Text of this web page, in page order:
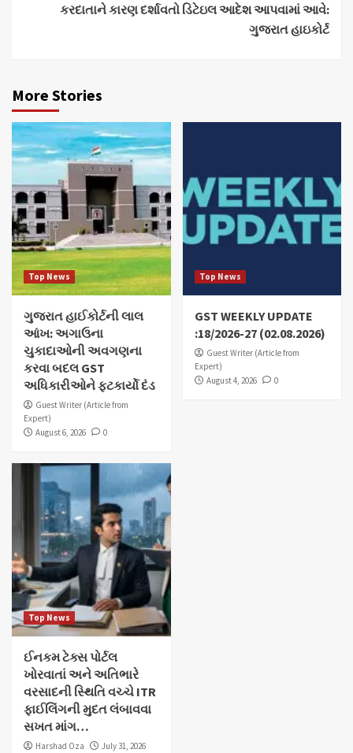
કરદાતાને કારણ દર્શાવતો ડિટેઇલ આદેશ આપવામાં આવે:
ગુજરાત હાઇકોર્ટ
More Stories
Top News
ગુજરાત હાઈકોર્ટની લાલ
આંખ: અગાઉના
ચુકાદાઓની અવગણના
કરવા બદલ GST
અધિકારીઓને ફટકાર્યો દંડ
Guest Writer (Article from
Expert)
August 6, 2026
0
Top News
GST WEEKLY UPDATE
:18/2026-27 (02.08.2026)
Guest Writer (Article from
Expert)
August 4, 2026
0
Top News
ઈનકમ ટેક્સ પોર્ટલ
ખોરવાતાં અને અતિભારે
વરસાદની સ્થિતિ વચ્ચે ITR
ફાઈલિંગની મુદત લંબાવવા
સખત માંગ…
Harshad Oza
July 31, 2026